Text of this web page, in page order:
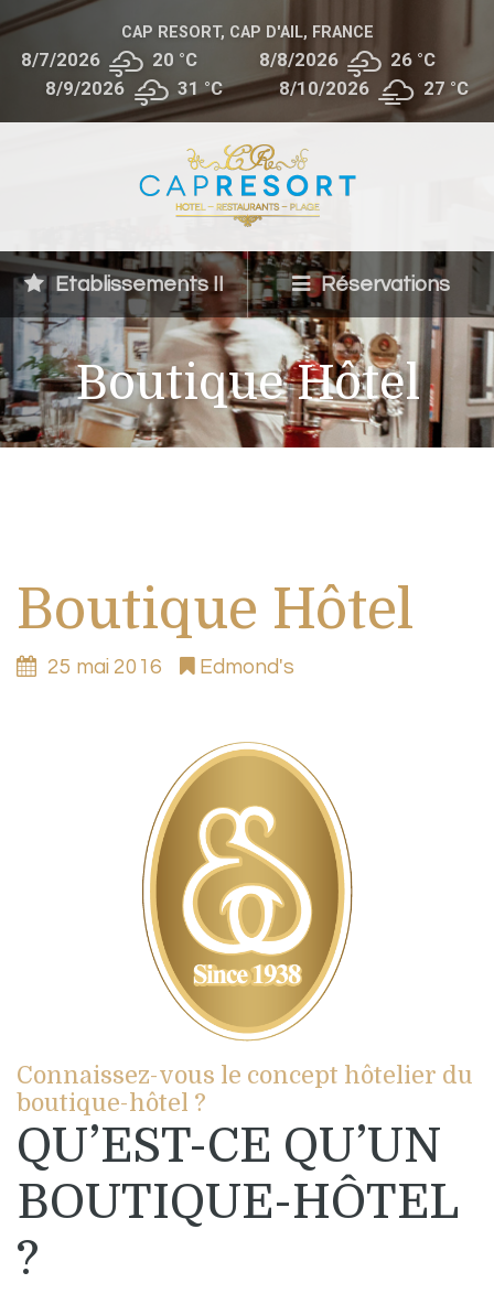
CAP RESORT, CAP D'AIL, FRANCE
8/7/2026 20 °C 8/8/2026 26 °C
8/9/2026
31 °C 8/10/2026 27 °C
Etablissements II Réservations
Boutique Hôtel
Boutique Hôtel
25 mai 2016 Edmond's
Connaissez-vous le concept hôtelier du
boutique-hôtel ?
QU’EST-CE QU’UN
BOUTIQUE-HÔTEL
?